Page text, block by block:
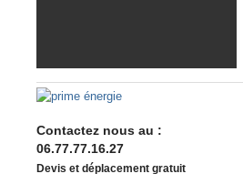
Contactez nous au :
06.77.77.16.27
Devis et déplacement gratuit